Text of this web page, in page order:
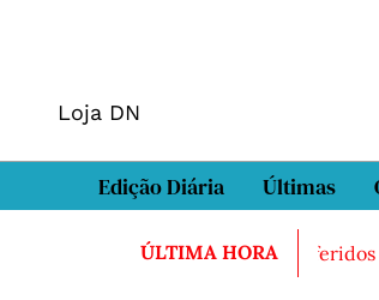
Loja DN
Edição Diária Últimas
ÚLTIMA HORA
morto em Sintra Três feridos